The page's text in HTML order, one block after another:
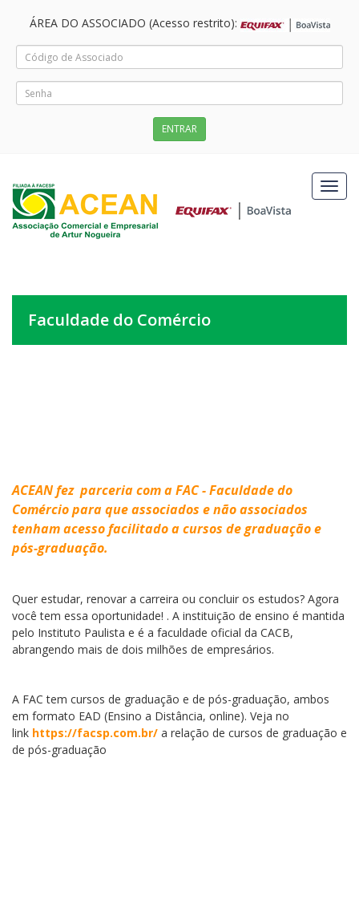
ÁREA DO ASSOCIADO (Acesso restrito):
Menu
Faculdade do Comércio
ACEAN fez parceria com a FAC - Faculdade do
Comércio para que associados e não associados
tenham acesso facilitado a cursos de graduação e
pós-graduação.
Quer estudar, renovar a carreira ou concluir os estudos? Agora
você tem essa oportunidade! . A instituição de ensino é mantida
pelo Instituto Paulista e é a faculdade oficial da CACB,
abrangendo mais de dois milhões de empresários.
A FAC tem cursos de graduação e de pós-graduação, ambos
em formato EAD (Ensino a Distância, online). Veja no
link https://facsp.com.br/ a relação de cursos de graduação e
de pós-graduação